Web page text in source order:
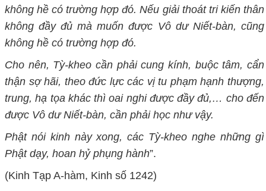
không hề có trường hợp đó. Nếu giải thoát tri kiến thân
không đầy đủ mà muốn được Vô dư Niết-bàn, cũng
không hề có trường hợp đó.
Cho nên, Tỳ-kheo cần phải cung kính, buộc tâm, cẩn
thận sợ hãi, theo đức lực các vị tu phạm hạnh thượng,
trung, hạ tọa khác thì oai nghi được đầy đủ,… cho đến
được Vô dư Niết-bàn, cần phải học như vậy.
Phật nói kinh này xong, các Tỳ-kheo nghe những gì
Phật dạy, hoan hỷ phụng hành”.
(Kinh Tạp A-hàm, Kinh số 1242)